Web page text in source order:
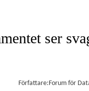
ser
Författare:Forum för